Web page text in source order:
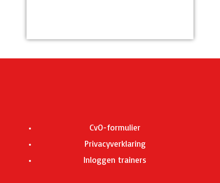
CvO-formulier
Privacyverklaring
Inloggen trainers